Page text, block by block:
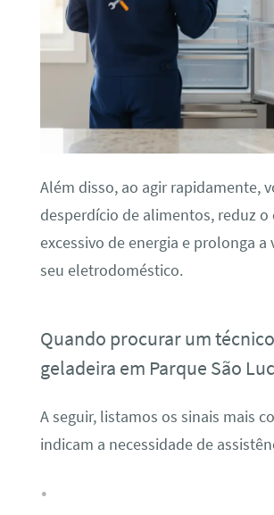
Além disso, ao agir rapidamente,
desperdício de alimentos, reduz o
excessivo de energia e prolonga a
seu eletrodoméstico.
Quando procurar um
geladeira em Parque São
A seguir, listamos os sinais mais
indicam a necessidade de